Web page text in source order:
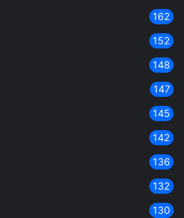
162
152
148
147
145
142
136
132
130